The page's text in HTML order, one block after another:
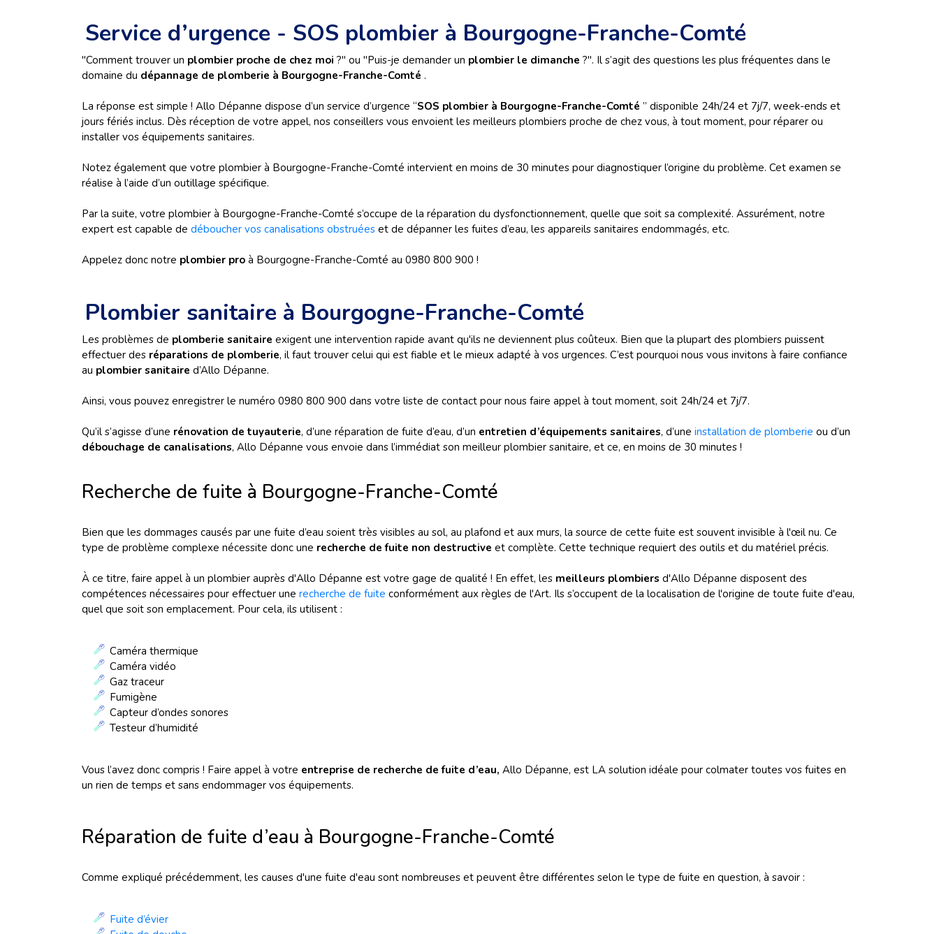
Service d’urgence - SOS plombier à Bourgogne-Franche-Comté
"Comment trouver un plombier proche de chez moi ?" ou "Puis-je demander un plombier le dimanche ?". Il s’agit des questions les plus fréquentes dans le
domaine du dépannage de plomberie à Bourgogne-Franche-Comté .
La réponse est simple ! Allo Dépanne dispose d’un service d’urgence “SOS plombier à Bourgogne-Franche-Comté ” disponible 24h/24 et 7j/7, week-ends et
jours fériés inclus. Dès réception de votre appel, nos conseillers vous envoient les meilleurs plombiers proche de chez vous, à tout moment, pour réparer ou
installer vos équipements sanitaires.
Notez également que votre plombier à Bourgogne-Franche-Comté intervient en moins de 30 minutes pour diagnostiquer l’origine du problème. Cet examen se
réalise à l’aide d’un outillage spécifique.
Par la suite, votre plombier à Bourgogne-Franche-Comté s’occupe de la réparation du dysfonctionnement, quelle que soit sa complexité. Assurément, notre
expert est capable de déboucher vos canalisations obstruées et de dépanner les fuites d’eau, les appareils sanitaires endommagés, etc.
Appelez donc notre plombier pro à Bourgogne-Franche-Comté au 0980 800 900 !
Plombier sanitaire à Bourgogne-Franche-Comté
Les problèmes de plomberie sanitaire exigent une intervention rapide avant qu'ils ne deviennent plus coûteux. Bien que la plupart des plombiers puissent
effectuer des réparations de plomberie, il faut trouver celui qui est fiable et le mieux adapté à vos urgences. C’est pourquoi nous vous invitons à faire confiance
au plombier sanitaire d’Allo Dépanne.
Ainsi, vous pouvez enregistrer le numéro 0980 800 900 dans votre liste de contact pour nous faire appel à tout moment, soit 24h/24 et 7j/7.
Qu’il s’agisse d’une rénovation de tuyauterie, d’une réparation de fuite d’eau, d’un entretien d’équipements sanitaires, d’une installation de plomberie ou d’un
débouchage de canalisations, Allo Dépanne vous envoie dans l’immédiat son meilleur plombier sanitaire, et ce, en moins de 30 minutes !
Recherche de fuite à Bourgogne-Franche-Comté
Bien que les dommages causés par une fuite d’eau soient très visibles au sol, au plafond et aux murs, la source de cette fuite est souvent invisible à l'œil nu. Ce
type de problème complexe nécessite donc une recherche de fuite non destructive et complète. Cette technique requiert des outils et du matériel précis.
À ce titre, faire appel à un plombier auprès d'Allo Dépanne est votre gage de qualité ! En effet, les meilleurs plombiers d'Allo Dépanne disposent des
compétences nécessaires pour effectuer une recherche de fuite conformément aux règles de l'Art. Ils s’occupent de la localisation de l'origine de toute fuite d'eau,
quel que soit son emplacement. Pour cela, ils utilisent :
Caméra thermique
Caméra vidéo
Gaz traceur
Fumigène
Capteur d’ondes sonores
Testeur d’humidité
Vous l’avez donc compris ! Faire appel à votre entreprise de recherche de fuite d’eau, Allo Dépanne, est LA solution idéale pour colmater toutes vos fuites en
un rien de temps et sans endommager vos équipements.
Réparation de fuite d’eau à Bourgogne-Franche-Comté
Comme expliqué précédemment, les causes d'une fuite d'eau sont nombreuses et peuvent être différentes selon le type de fuite en question, à savoir :
Fuite d’évier